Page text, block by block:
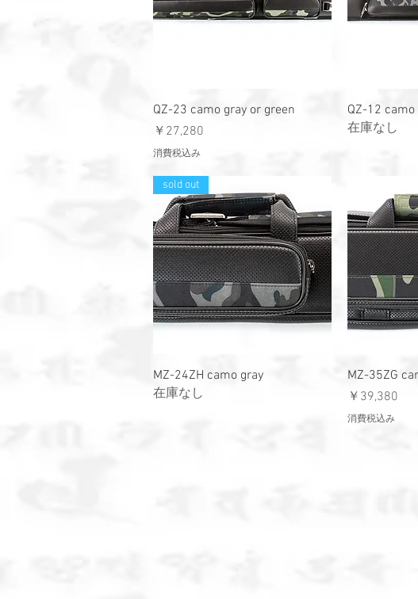
クイックビュー
QZ-23 camo gray or green
価格
￥27,280
消費税込み
ク
QZ-12 camo
在庫なし
クイックビュー
sold out
MZ-24ZH camo gray
在庫なし
ク
MZ-35ZG
価格
￥39,380
消費税込み